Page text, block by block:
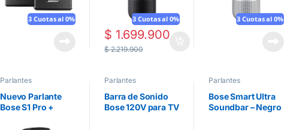
3 Cuotas al 0% 3 Cuotas al 0%
$ 1.699.900
$2.219.900
3 Cuotas al 0%
Parlantes
Nuevo Parlante
Bose S1 Pro +
Parlantes
Barra de Sonido
Bose 120V para TV
Parlantes
Bose Smart Ultra
Soundbar – Negro